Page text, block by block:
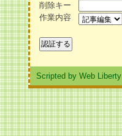
削除キー
作業内容
Scripted by Web Liberty